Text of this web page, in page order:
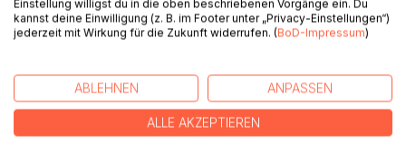
Meine allerbesten Wünsche begleiten Sie.
Inhalt (Auswahl)
- Wie entsteht Wut - Emotionen als Fenster in die
Einstellung willigst du in die oben beschriebenen Vorgänge ein. Du
kannst deine Einwilligung (z. B. im Footer unter „Privacy-Einstellungen“)
jederzeit mit Wirkung für die Zukunft widerrufen. (BoD-Impressum)
ABLEHNEN ANPASSEN
ALLE AKZEPTIEREN